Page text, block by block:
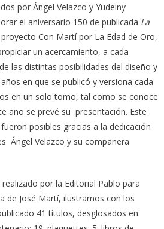
por Ángel Velazco y Yudeiny
el aniversario 150 de publicada La
Con Martí por La Edad de Oro,
un acercamiento, a cada
las distintas posibilidades del diseño y
en que se publicó y versiona cada
en un solo tomo, tal como se conoce
año se prevé su presentación. Este
posibles gracias a la dedicación
Ángel Velazco y su compañera
por la Editorial Pablo para
de José Martí, ilustramos con los
41 títulos, desglosados en: